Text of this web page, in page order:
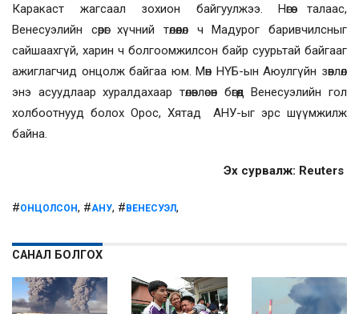
Каракаст жагсаал зохион байгуулжээ. Нөгөө талаас,
Венесуэлийн сөрөг хүчний төлөөлөл ч Мадурог баривчилсныг
сайшаахгүй, харин ч болгоомжилсон байр суурьтай байгааг
ажиглагчид онцолж байгаа юм. Мөн НҮБ-ын Аюулгүйн зөвлөл
энэ асуудлаар хуралдахаар төлөвлөсөн бөгөөд Венесуэлийн гол
холбоотнууд болох Орос, Хятад АНУ-ыг эрс шүүмжилж
байна.
Эх сурвалж: Reuters
#ОНЦОЛСОН, #АНУ, #ВЕНЕСУЭЛ,
САНАЛ БОЛГОХ